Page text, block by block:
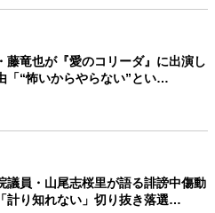
藤竜也が『愛のコリーダ』に出演し
「“怖いからやらない”とい…
議員・山尾志桜里が語る誹謗中傷動
計り知れない」切り抜き落選…